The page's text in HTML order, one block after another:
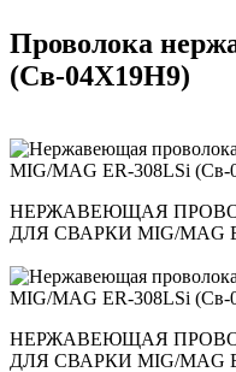
Проволока
(Св-04Х19Н9)
НЕРЖАВЕЮЩАЯ
ДЛЯ СВАРКИ MIG/MAG
НЕРЖАВЕЮЩАЯ
ДЛЯ СВАРКИ MIG/MAG